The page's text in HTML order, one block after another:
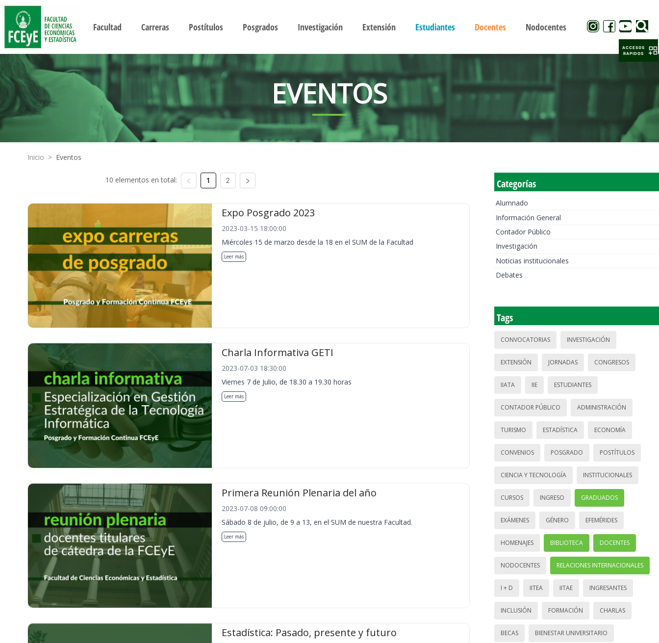
Facultad Carreras Postítulos Posgrados Investigación Extensión Estudiantes Docentes Nodocentes
EVENTOS
Inicio > Eventos
10 elementos en total: 1 2
Expo Posgrado 2023
2023-03-15 18:00:00
Miércoles 15 de marzo desde la 18 en el SUM de la Facultad
Leer más
Charla Informativa GETI
2023-07-03 18:30:00
Viernes 7 de Julio, de 18.30 a 19.30 horas
Leer más
Primera Reunión Plenaria del año
2023-07-08 09:00:00
Sábado 8 de julio, de 9 a 13, en el SUM de nuestra Facultad.
Leer más
Estadística: Pasado, presente y futuro
Categorías
Alumnado
Información General
Contador Público
Investigación
Noticias institucionales
Debates
Tags
CONVOCATORIAS INVESTIGACIÓN
EXTENSIÓN JORNADAS CONGRESOS
IIATA IIE ESTUDIANTES
CONTADOR PÚBLICO ADMINISTRACIÓN
TURISMO ESTADÍSTICA ECONOMÍA
CONVENIOS POSGRADO POSTÍTULOS
CIENCIA Y TECNOLOGÍA INSTITUCIONALES
CURSOS INGRESO GRADUADOS
EXÁMENES GÉNERO EFEMÉRIDES
HOMENAJES BIBLIOTECA DOCENTES
NODOCENTES RELACIONES INTERNACIONALES
I + D IITEA IITAE INGRESANTES
INCLUSIÓN FORMACIÓN CHARLAS
BECAS BIENESTAR UNIVERSITARIO
ACCESOS
RAPIDOS